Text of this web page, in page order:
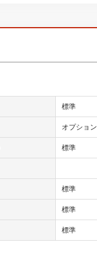
標準
オプション
標準
標準
標準
標準